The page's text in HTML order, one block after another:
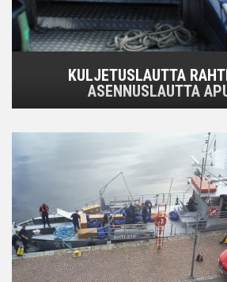
KULJETUSLAUTTA
ASENNUSLAUTTA